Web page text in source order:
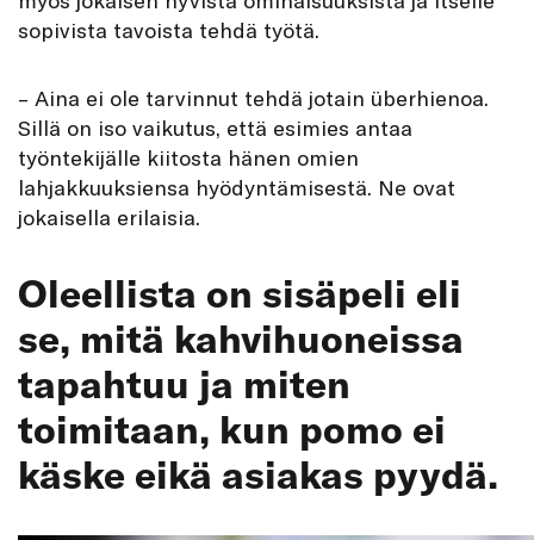
sopivista tavoista tehdä työtä.
– Aina ei ole tarvinnut tehdä jotain überhienoa.
Sillä on iso vaikutus, että esimies antaa
työntekijälle kiitosta hänen omien
lahjakkuuksiensa hyödyntämisestä. Ne ovat
jokaisella erilaisia.
Oleellista on sisäpeli eli
se, mitä kahvihuoneissa
tapahtuu ja miten
toimitaan, kun pomo ei
käske eikä asiakas pyydä.